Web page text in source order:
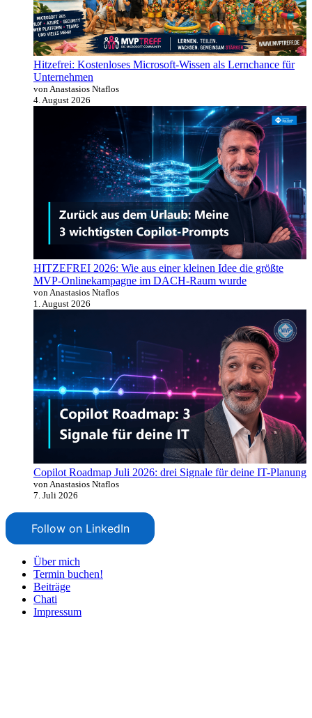
Hitzefrei: Kostenloses Microsoft-Wissen als Lernchance für
Unternehmen
von Anastasios Ntaflos
4. August 2026
HITZEFREI 2026: Wie aus einer kleinen Idee die größte
MVP-Onlinekampagne im DACH-Raum wurde
von Anastasios Ntaflos
1. August 2026
Copilot Roadmap Juli 2026: drei Signale für deine IT-Planung
von Anastasios Ntaflos
7. Juli 2026
Follow on LinkedIn
Über mich
Termin buchen!
Beiträge
Chati
Impressum